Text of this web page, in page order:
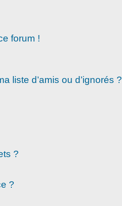
forum !
liste d’amis ou d’ignorés ?
?
?